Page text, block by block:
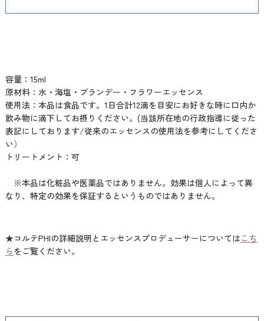
容量：15ml
原材料：水・海塩・ブランデー・フラワーエッセンス
使用法：本品は食品です。1日合計12滴を目安にお好きな時に口内か
飲み物に滴下してお摂りください。(当該所在地の行政指導に従った
表記にしております/従来のエッセンスの使用法を参考にしてくださ
い）
トリートメント：可
※本品は化粧品や医薬品ではありません。効果は個人によって異
なり、特定の効果を保証するというものではありません。
★コルテPHIの詳細説明とエッセンスプロデューサーについてはこち
らをご覧ください。